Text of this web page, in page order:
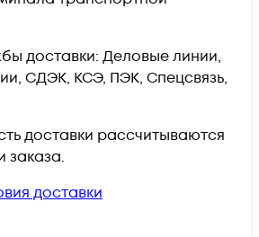
доставки: Деловые линии,
СДЭК, КСЭ, ПЭК, Спецсвязь,
доставки рассчитываются
заказа.
доставки